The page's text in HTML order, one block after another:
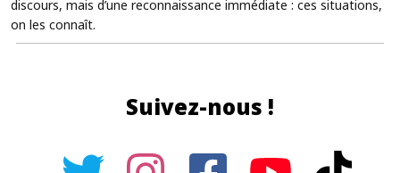
discours, mais d’une reconnaissance immédiate : ces situations,
on les connaît.
Suivez-nous !